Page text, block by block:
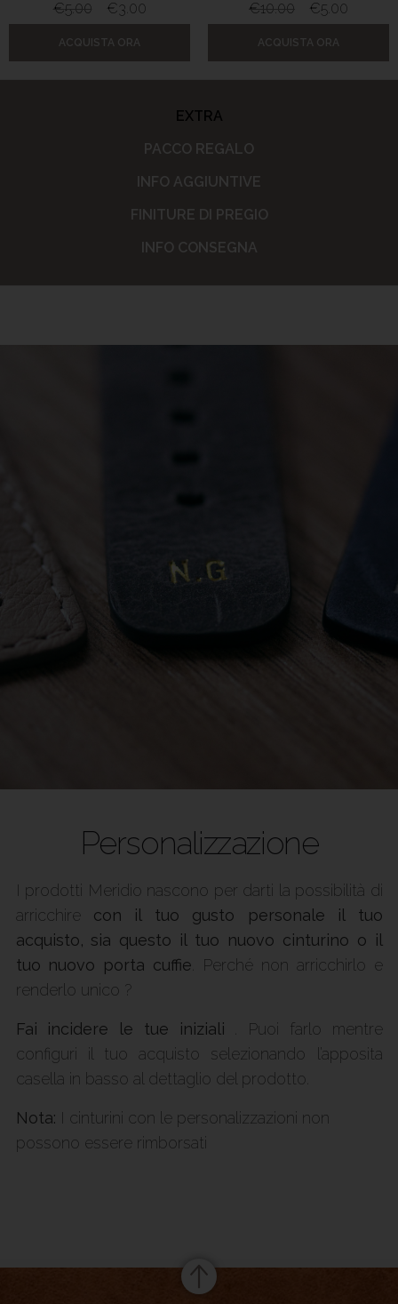
€5.00 €3.00
ACQUISTA ORA
€10.00 €5.00
ACQUISTA ORA
EXTRA
PACCO REGALO
INFO AGGIUNTIVE
FINITURE DI PREGIO
INFO CONSEGNA
Personalizzazione
I prodotti Meridio nascono per darti la possibilità di
arricchire con il tuo gusto personale il tuo
acquisto, sia questo il tuo nuovo cinturino o il
tuo nuovo porta cuffie . Perché non arricchirlo e
renderlo unico ?
Fai incidere le tue iniziali . Puoi farlo mentre
configuri il tuo acquisto selezionando l’apposita
casella in basso al dettaglio del prodotto.
Nota: I cinturini con le personalizzazioni non
possono essere rimborsati